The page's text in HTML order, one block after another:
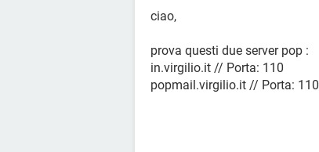
ciao,
prova questi due server pop :
in.virgilio.it // Porta: 110
popmail.virgilio.it // Porta: 110